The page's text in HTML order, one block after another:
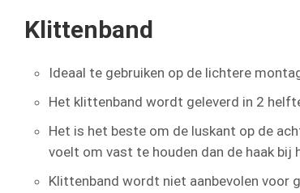
Klittenband
Ideaal te gebruiken op de lichtere
Het klittenband wordt geleverd in 2
Het is het beste om de luskant op de
voelt om vast te houden dan de haak bij
Klittenband wordt niet aanbevolen voor